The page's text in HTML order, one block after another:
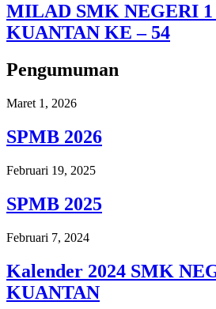
MILAD SMK NEGERI
KUANTAN KE – 54
Pengumuman
Maret 1, 2026
SPMB 2026
Februari 19, 2025
SPMB 2025
Februari 7, 2024
Kalender 2024 SMK
KUANTAN